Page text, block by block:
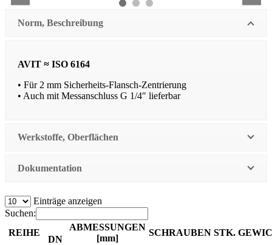
Norm, Beschreibung
AVIT ≈ ISO 6164
• Für 2 mm Sicherheits-Flansch-Zentrierung
• Auch mit Messanschluss G 1/4″ lieferbar
Werkstoffe, Oberflächen
Dokumentation
Einträge anzeigen
Suchen:
REIHE
DN
ABMESSUNGEN
[mm]
SCHRAUBEN STK.